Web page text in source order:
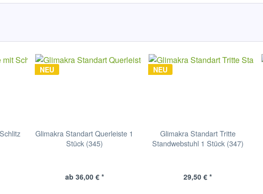
NEU
Glimakra Standart Querleiste 1
Stück (345)
ab 36,00 € *
NEU
Glimakra Standart Tritte
Standwebstuhl 1 Stück (347)
29,50 € *